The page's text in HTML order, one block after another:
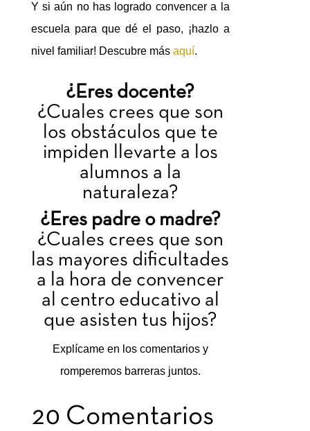
Y si aún no has logrado convencer a la
escuela para que dé el paso, ¡hazlo a
nivel familiar! Descubre más aquí.
¿Eres docente?
¿Cuales crees que son
los obstáculos que te
impiden llevarte a los
alumnos a la
naturaleza?
¿Eres padre o madre?
¿Cuales crees que son
las mayores dificultades
a la hora de convencer
al centro educativo al
que asisten tus hijos?
Explícame en los comentarios y
romperemos barreras juntos.
20 Comentarios